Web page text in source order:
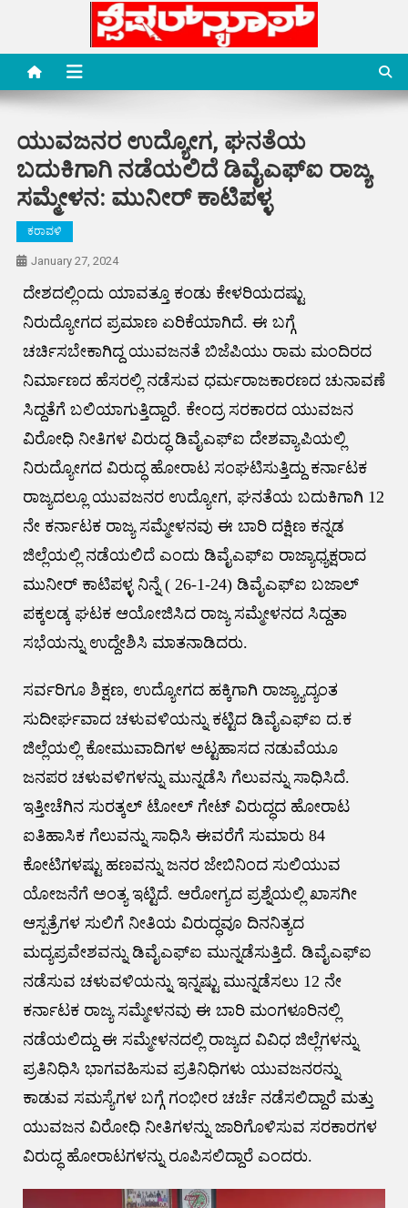
content
Special News Media
Special News Media
ಯುವಜನರ ಉದ್ಯೋಗ, ಘನತೆಯ
ಬದುಕಿಗಾಗಿ ನಡೆಯಲಿದೆ ಡಿವೈಎಫ್ಐ ರಾಜ್ಯ
ಸಮ್ಮೇಳನ: ಮುನೀರ್ ಕಾಟಿಪಳ್ಳ
ಕರಾವಳಿ
January 27, 2024
ದೇಶದಲ್ಲಿಂದು ಯಾವತ್ತೂ ಕಂಡು ಕೇಳರಿಯದಷ್ಟು
ನಿರುದ್ಯೋಗದ ಪ್ರಮಾಣ ಏರಿಕೆಯಾಗಿದೆ. ಈ ಬಗ್ಗೆ
ಚರ್ಚಿಸಬೇಕಾಗಿದ್ದ ಯುವಜನತೆ ಬಿಜೆಪಿಯು ರಾಮ ಮಂದಿರದ
ನಿರ್ಮಾಣದ ಹೆಸರಲ್ಲಿ ನಡೆಸುವ ಧರ್ಮರಾಜಕಾರಣದ ಚುನಾವಣೆ
ಸಿದ್ದತೆಗೆ ಬಲಿಯಾಗುತ್ತಿದ್ದಾರೆ. ಕೇಂದ್ರ ಸರಕಾರದ ಯುವಜನ
ವಿರೋಧಿ ನೀತಿಗಳ ವಿರುದ್ಧ ಡಿವೈಎಫ್ಐ ದೇಶವ್ಯಾಪಿಯಲ್ಲಿ
ನಿರುದ್ಯೋಗದ ವಿರುದ್ಧ ಹೋರಾಟ ಸಂಘಟಿಸುತ್ತಿದ್ದು ಕರ್ನಾಟಕ
ರಾಜ್ಯದಲ್ಲೂ ಯುವಜನರ ಉದ್ಯೋಗ, ಘನತೆಯ ಬದುಕಿಗಾಗಿ 12
ನೇ ಕರ್ನಾಟಕ ರಾಜ್ಯ ಸಮ್ಮೇಳನವು ಈ ಬಾರಿ ದಕ್ಷಿಣ ಕನ್ನಡ
ಜಿಲ್ಲೆಯಲ್ಲಿ ನಡೆಯಲಿದೆ ಎಂದು ಡಿವೈಎಫ್ಐ ರಾಜ್ಯಾಧ್ಯಕ್ಷರಾದ
ಮುನೀರ್ ಕಾಟಿಪಳ್ಳ ನಿನ್ನೆ ( 26-1-24) ಡಿವೈಎಫ್ಐ ಬಜಾಲ್
ಪಕ್ಕಲಡ್ಕ ಘಟಕ ಆಯೋಜಿಸಿದ ರಾಜ್ಯ ಸಮ್ಮೇಳನದ ಸಿದ್ದತಾ
ಸಭೆಯನ್ನು ಉದ್ದೇಶಿಸಿ ಮಾತನಾಡಿದರು.
ಸರ್ವರಿಗೂ ಶಿಕ್ಷಣ, ಉದ್ಯೋಗದ ಹಕ್ಕಿಗಾಗಿ ರಾಜ್ಯ್ಯಾದ್ಯಂತ
ಸುದೀರ್ಘವಾದ ಚಳುವಳಿಯನ್ನು ಕಟ್ಟಿದ ಡಿವೈಎಫ್ಐ ದ.ಕ
ಜಿಲ್ಲೆಯಲ್ಲಿ ಕೋಮುವಾದಿಗಳ ಅಟ್ಟಹಾಸದ ನಡುವೆಯೂ
ಜನಪರ ಚಳುವಳಿಗಳನ್ನು ಮುನ್ನಡೆಸಿ ಗೆಲುವನ್ನು ಸಾಧಿಸಿದೆ.
ಇತ್ತೀಚೆಗಿನ ಸುರತ್ಕಲ್ ಟೋಲ್ ಗೇಟ್ ವಿರುದ್ಧದ ಹೋರಾಟ
ಐತಿಹಾಸಿಕ ಗೆಲುವನ್ನು ಸಾಧಿಸಿ ಈವರೆಗೆ ಸುಮಾರು 84
ಕೋಟಿಗಳಷ್ಟು ಹಣವನ್ನು ಜನರ ಜೇಬಿನಿಂದ ಸುಲಿಯುವ
ಯೋಜನೆಗೆ ಅಂತ್ಯ ಇಟ್ಟಿದೆ. ಆರೋಗ್ಯದ ಪ್ರಶ್ನೆಯಲ್ಲಿ ಖಾಸಗೀ
ಆಸ್ಪತ್ರೆಗಳ ಸುಲಿಗೆ ನೀತಿಯ ವಿರುದ್ಧವೂ ದಿನನಿತ್ಯದ
ಮದ್ಯಪ್ರವೇಶವನ್ನು ಡಿವೈಎಫ್ಐ ಮುನ್ನಡೆಸುತ್ತಿದೆ. ಡಿವೈಎಫ್ಐ
ನಡೆಸುವ ಚಳುವಳಿಯನ್ನು ಇನ್ನಷ್ಟು ಮುನ್ನಡೆಸಲು 12 ನೇ
ಕರ್ನಾಟಕ ರಾಜ್ಯ ಸಮ್ಮೇಳನವು ಈ ಬಾರಿ ಮಂಗಳೂರಿನಲ್ಲಿ
ನಡೆಯಲಿದ್ದು ಈ ಸಮ್ಮೇಳನದಲ್ಲಿ ರಾಜ್ಯದ ವಿವಿಧ ಜಿಲ್ಲೆಗಳನ್ನು
ಪ್ರತಿನಿಧಿಸಿ ಭಾಗವಹಿಸುವ ಪ್ರತಿನಿಧಿಗಳು ಯುವಜನರನ್ನು
ಕಾಡುವ ಸಮಸ್ಯೆಗಳ ಬಗ್ಗೆ ಗಂಭೀರ ಚರ್ಚೆ ನಡೆಸಲಿದ್ದಾರೆ ಮತ್ತು
ಯುವಜನ ವಿರೋಧಿ ನೀತಿಗಳನ್ನು ಜಾರಿಗೊಳಿಸುವ ಸರಕಾರಗಳ
ವಿರುದ್ಧ ಹೋರಾಟಗಳನ್ನು ರೂಪಿಸಲಿದ್ದಾರೆ ಎಂದರು.